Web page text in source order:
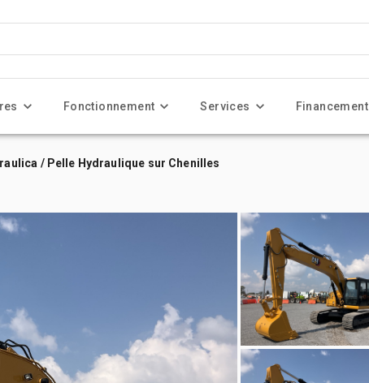
Fonctionnement Services Financement
/ Pelle Hydraulique sur Chenilles